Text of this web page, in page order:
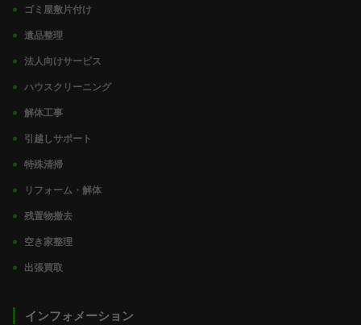
ゴミ屋敷片付け
遺品整理
法人向けサービス
ハウスクリーニング
解体工事
引越しサポート
特殊清掃
リフォーム・解体
残置物撤去
空き家整理
出張買取
インフォメーション